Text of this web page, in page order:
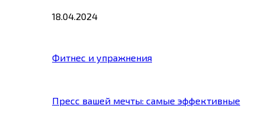
18.04.2024
Фитнес и упражнения
Пресс вашей мечты: самые эффективные